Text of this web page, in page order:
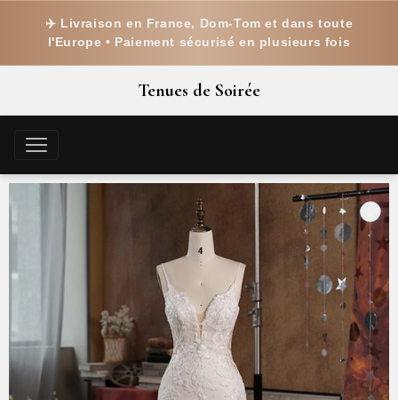
✈️ Livraison en France, Dom-Tom et dans toute
l'Europe • Paiement sécurisé en plusieurs fois
Tenues de Soirée